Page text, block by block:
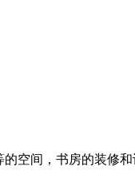
空间，书房的装修